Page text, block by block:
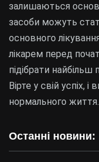
Останні новини:
залишаються
засоби можуть
основного
лікарем перед
підібрати найбільш
Вірте у свій успіх,
нормального життя.